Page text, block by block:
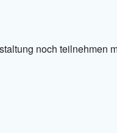
noch teilnehmen